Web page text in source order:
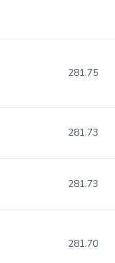
281.75
281.73
281.73
281.70